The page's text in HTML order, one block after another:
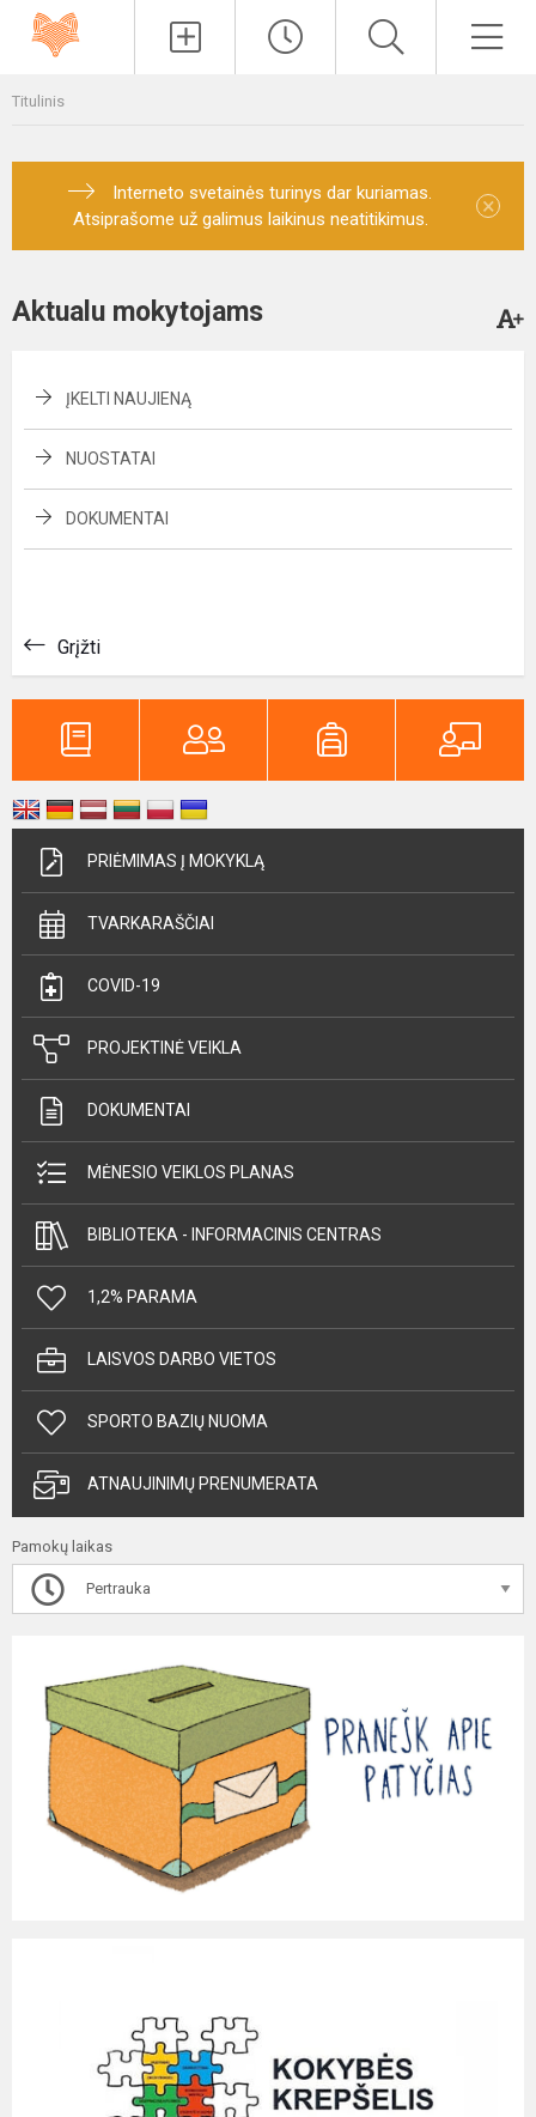
Titulinis
Interneto svetainės turinys dar kuriamas.
Atsiprašome už galimus laikinus neatitikimus.
×
Aktualu mokytojams
ĮKELTI NAUJIENĄ
NUOSTATAI
DOKUMENTAI
Grįžti
PRIĖMIMAS Į MOKYKLĄ
TVARKARAŠČIAI
COVID-19
PROJEKTINĖ VEIKLA
DOKUMENTAI
MĖNESIO VEIKLOS PLANAS
BIBLIOTEKA - INFORMACINIS CENTRAS
1,2% PARAMA
LAISVOS DARBO VIETOS
SPORTO BAZIŲ NUOMA
ATNAUJINIMŲ PRENUMERATA
Pamokų laikas
Pertrauka